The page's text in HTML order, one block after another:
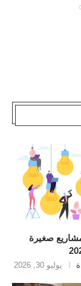
صغيرة
يوليو 30, 2026